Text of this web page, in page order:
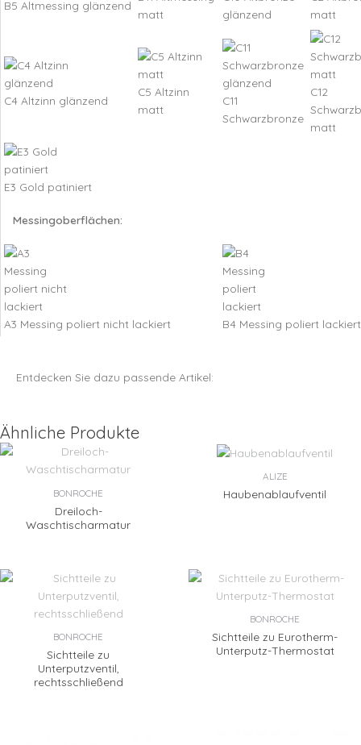
B5 Altmessing glänzend
matt
glänzend
matt
C4 Altzinn glänzend
C5 Altzinn
matt
C11
Schwarzbronze
C12
matt
E3 Gold patiniert
Messingoberflächen:
A3 Messing poliert nicht lackiert B4 Messing poliert lackiert
Entdecken Sie dazu passende Artikel:
Ähnliche Produkte
BONROCHE
Dreiloch-
Waschtischarmatur
ALIZE
Haubenablaufventil
BONROCHE
Sichtteile zu
Unterputzventil,
rechtsschließend
BONROCHE
Sichtteile zu Eurotherm-
Unterputz-Thermostat